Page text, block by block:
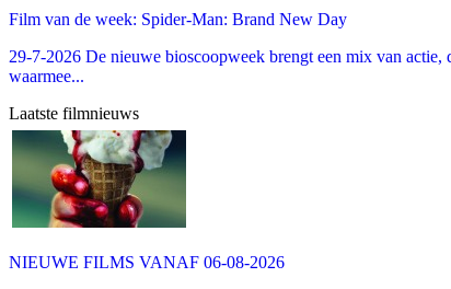
Film van de week: Spider-Man: Brand New Day
29-7-2026 De nieuwe bioscoopweek brengt een mix van
waarmee...
Laatste filmnieuws
NIEUWE FILMS VANAF 06-08-2026